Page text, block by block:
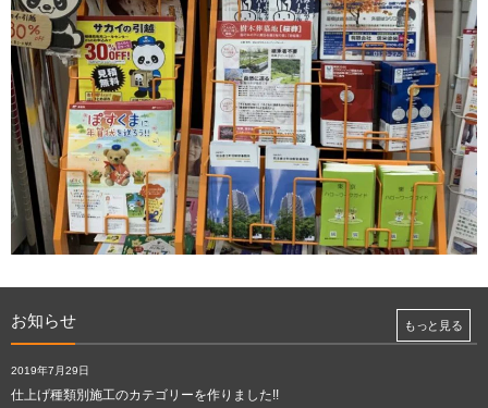
お知らせ
2019年7月29日
仕上げ種類別施工のカテゴリーを作りました!!
もっと見る